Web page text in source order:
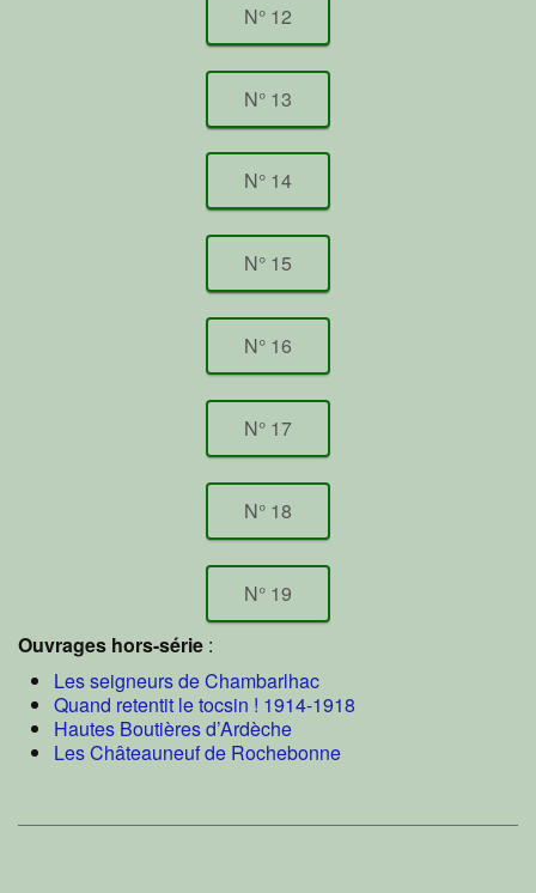
N° 12
N° 13
N° 14
N° 15
N° 16
N° 17
N° 18
N° 19
Ouvrages hors-série :
Les seigneurs de Chambarlhac
Quand retentit le tocsin ! 1914-1918
Hautes Boutières d’Ardèche
Les Châteauneuf de Rochebonne